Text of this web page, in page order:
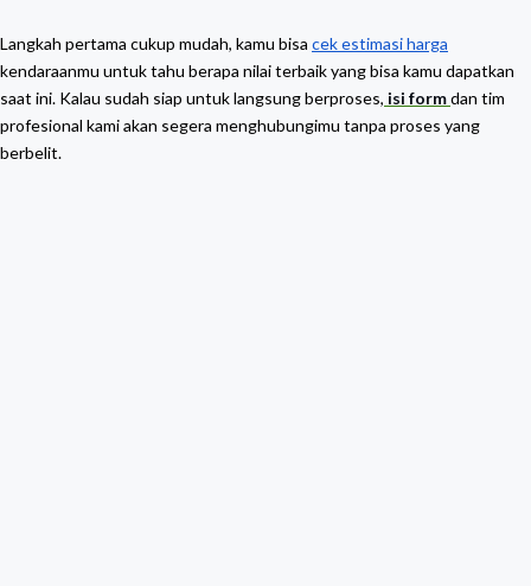
Langkah pertama cukup mudah, kamu bisa cek estimasi harga
kendaraanmu untuk tahu berapa nilai terbaik yang bisa kamu dapatkan
saat ini. Kalau sudah siap untuk langsung berproses, isi formdan tim
profesional kami akan segera menghubungimu tanpa proses yang
berbelit.